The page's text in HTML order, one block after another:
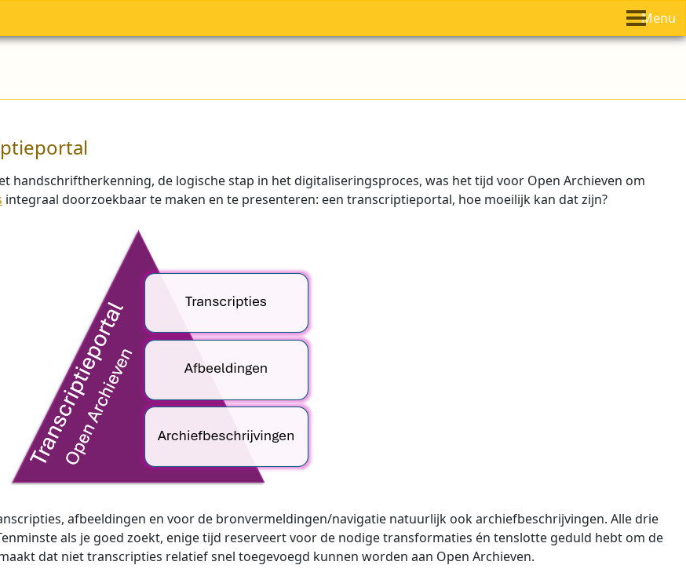
Menu
handschriftherkenning, de logische stap in het digitaliseringsproces, was het tijd voor Open Archieven om
integraal doorzoekbaar te maken en te presenteren: een transcriptieportal, hoe moeilijk kan dat zijn?
afbeeldingen en voor de bronvermeldingen/navigatie natuurlijk ook archiefbeschrijvingen. Alle drie
als je goed zoekt, enige tijd reserveert voor de nodige transformaties én tenslotte geduld hebt om de
dat niet transcripties relatief snel toegevoegd kunnen worden aan Open Archieven.